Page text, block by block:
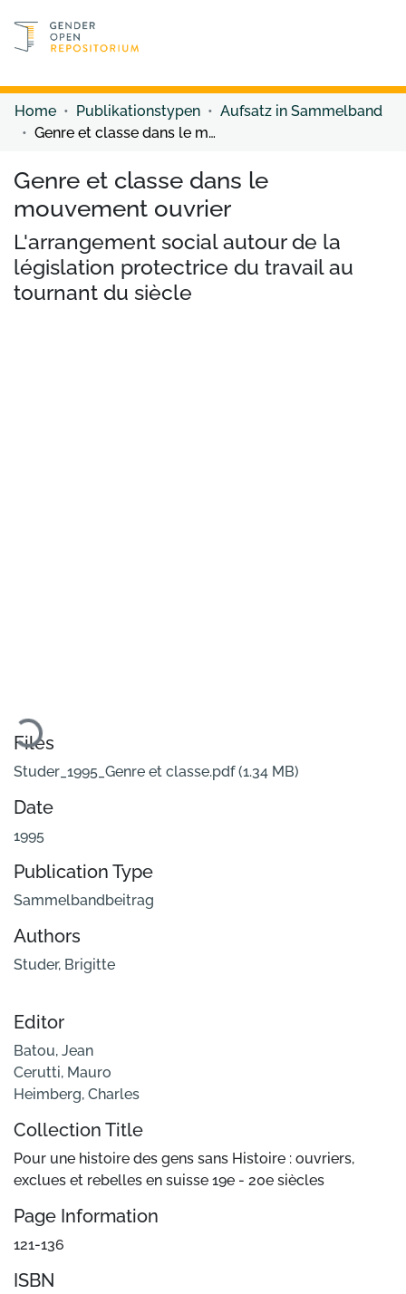
Discover content
Home Publikationstypen
Aufsatz in Sammelband
Genre et classe dans le mouvement ouvrier
Genre et classe dans le
mouvement ouvrier
L'arrangement social autour de la
législation protectrice du travail au
tournant du siècle
Loading...
Files
Studer_1995_Genre et classe.pdf(1.34 MB)
Date
1995
Publication Type
Sammelbandbeitrag
Authors
Studer, Brigitte
Editor
Batou, Jean
Cerutti, Mauro
Heimberg, Charles
Collection Title
Pour une histoire des gens sans Histoire : ouvriers,
exclues et rebelles en suisse 19e - 20e siècles
Page Information
121-136
ISBN